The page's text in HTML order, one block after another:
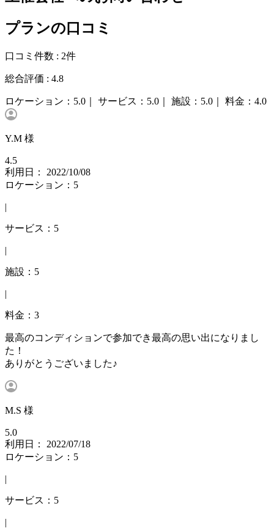
プランの口コミ
口コミ件数 : 2件
総合評価 : 4.8
ロケーション： 5.0｜ サービス： 5.0｜ 施設： 5.0｜ 料金： 4.0
Y.M 様
4.5
利用日： 2022/10/08
ロケーション：5
|
サービス：5
|
施設：5
|
料金：3
最高のコンディションで参加でき最高の思い出になりまし
た！
ありがとうございました♪
M.S 様
5.0
利用日： 2022/07/18
ロケーション：5
|
サービス：5
|